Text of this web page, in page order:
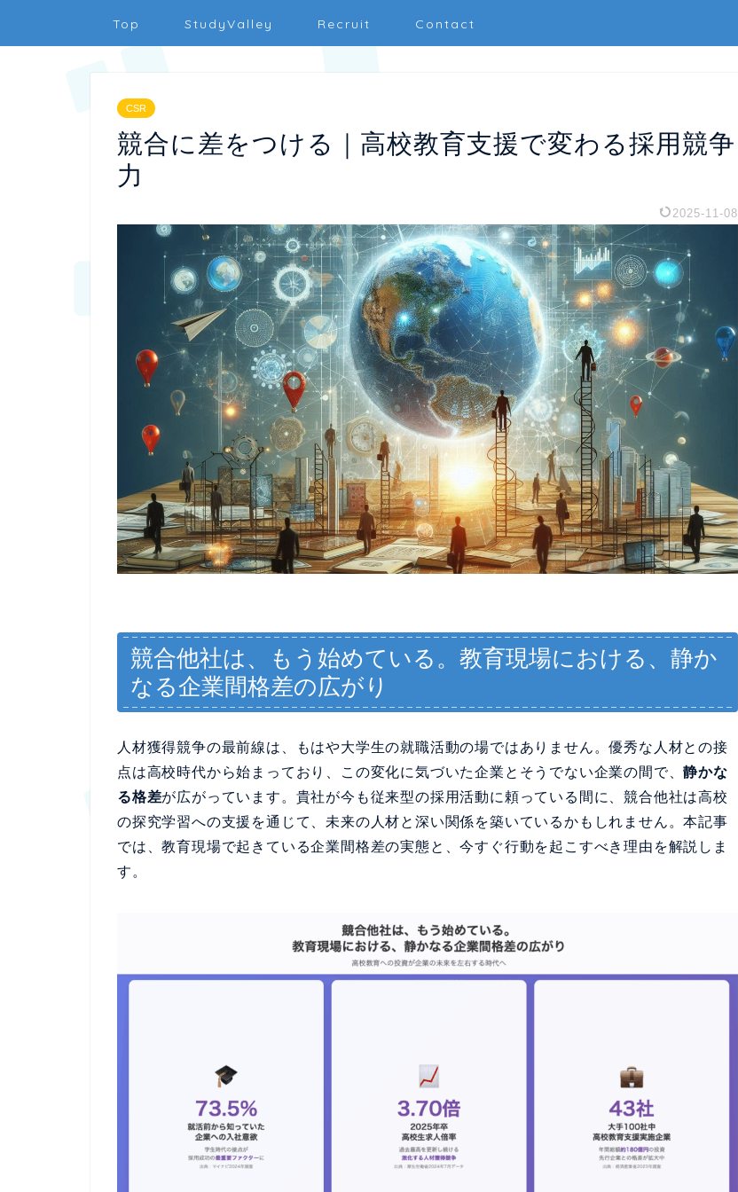
Top StudyValley Recruit Contact
CSR
競合に差をつける｜高校教育支援で変わる採用競争
力
2025-11-08
競合他社は、もう始めている。教育現場における、静か
なる企業間格差の広がり
人材獲得競争の最前線は、もはや大学生の就職活動の場ではありません。優秀な人材との接
点は高校時代から始まっており、この変化に気づいた企業とそうでない企業の間で、静かな
る格差が広がっています。貴社が今も従来型の採用活動に頼っている間に、競合他社は高校
の探究学習への支援を通じて、未来の人材と深い関係を築いているかもしれません。本記事
では、教育現場で起きている企業間格差の実態と、今すぐ行動を起こすべき理由を解説しま
す。